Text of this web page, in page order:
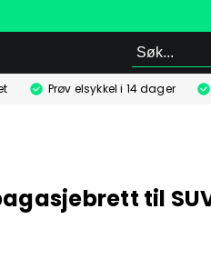
Prøv elsykkel i 14 dager
til